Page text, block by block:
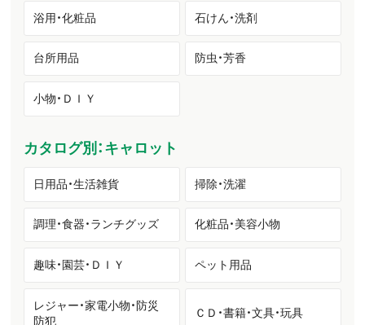
浴用・化粧品 石けん・洗剤
台所用品 防虫・芳香
小物・ＤＩＹ
カタログ別：キャロット
日用品・生活雑貨 掃除・洗濯
調理・食器・ランチグッズ 化粧品・美容小物
趣味・園芸・ＤＩＹ ペット用品
レジャー・家電小物・防災
防犯
ＣＤ・書籍・文具・玩具